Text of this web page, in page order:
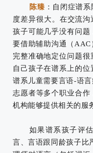
陈臻 ： 自闭症谱
度差异很大。 在交流沟
孩子可能几乎没有问
要借助辅助沟通（AAC
完整准确地定位问题很
自己孩子在谱系上的位
谱系儿童需要言语-语
志愿者等多个职业合作
机构能够提供相关的服
如果谱系孩子评
言、言语跟同龄孩子比